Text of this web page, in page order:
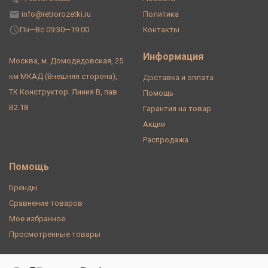
info@retrorozetki.ru
Пн—Вс 09:30—19:00
Москва, м. Домодедовская, 25
км МКАД (Внешняя сторона),
ТК Конструктор. Линия В, пав
В2.18
Политика
Контакты
Информация
Доставка и оплата
Помощь
Гарантия на товар
Акции
Распродажа
Помощь
Бренды
Сравнение товаров
Мое избранное
Просмотренные товары